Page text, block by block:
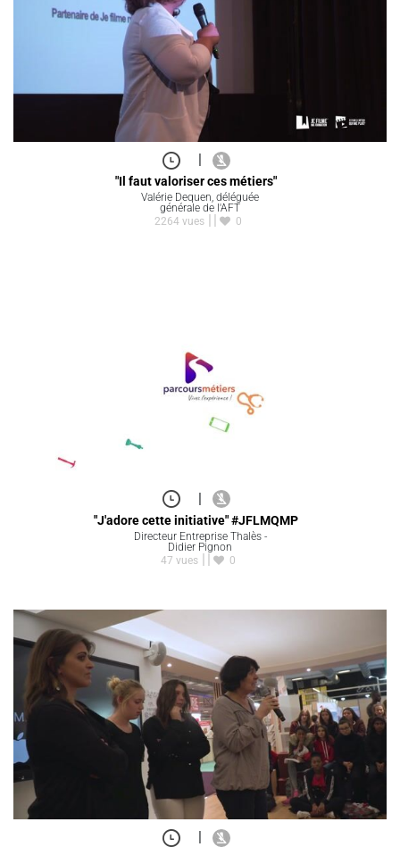
|
"Il faut valoriser ces métiers"
Valérie Dequen, déléguée
générale de l'AFT
2264 vues
0
|
"J'adore cette initiative" #JFLMQMP
Directeur Entreprise Thalès -
Didier Pignon
47 vues
0
|